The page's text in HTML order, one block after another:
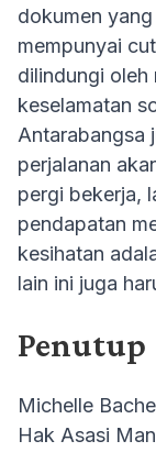
dokumen
mempunyai
dilindungi oleh
keselamatan
Antarabangsa
perjalanan
pergi bekerja,
pendapatan
kesihatan
lain ini juga
Penutup
Michelle
Hak Asasi